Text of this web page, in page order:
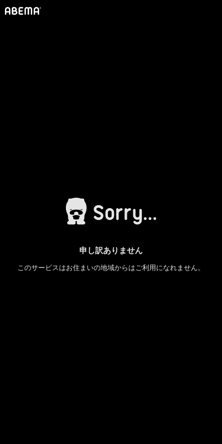
申し訳ありません
このサービスはお住まいの地域からはご利用になれません。